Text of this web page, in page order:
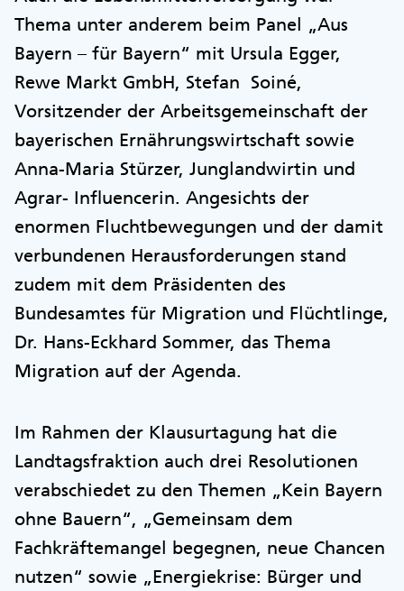
Thema unter anderem beim Panel „Aus
Bayern – für Bayern“ mit Ursula Egger,
Rewe Markt GmbH, Stefan Soiné,
Vorsitzender der Arbeitsgemeinschaft der
bayerischen Ernährungswirtschaft sowie
Anna-Maria Stürzer, Junglandwirtin und
Agrar- Influencerin. Angesichts der
enormen Fluchtbewegungen und der damit
verbundenen Herausforderungen stand
zudem mit dem Präsidenten des
Bundesamtes für Migration und Flüchtlinge,
Dr. Hans-Eckhard Sommer, das Thema
Migration auf der Agenda.
Im Rahmen der Klausurtagung hat die
Landtagsfraktion auch drei Resolutionen
verabschiedet zu den Themen „Kein Bayern
ohne Bauern“, „Gemeinsam dem
Fachkräftemangel begegnen, neue Chancen
nutzen“ sowie „Energiekrise: Bürger und